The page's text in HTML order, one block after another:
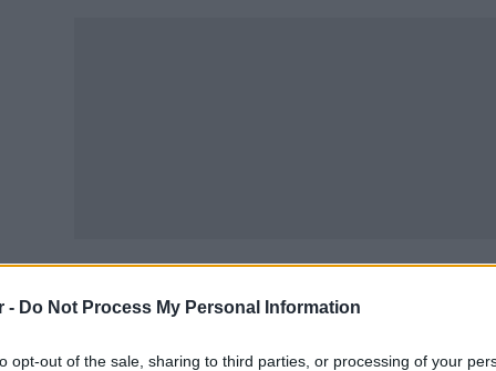
- Do Not Process My Personal Information
opt-out of the sale, sharing to third parties, or processing of your
την εξάπλωση της νόσου, οι γιατροί συνέστησαν στους
Ωστόσο, νέεςμεταλλάξειςοδήγησαν στην